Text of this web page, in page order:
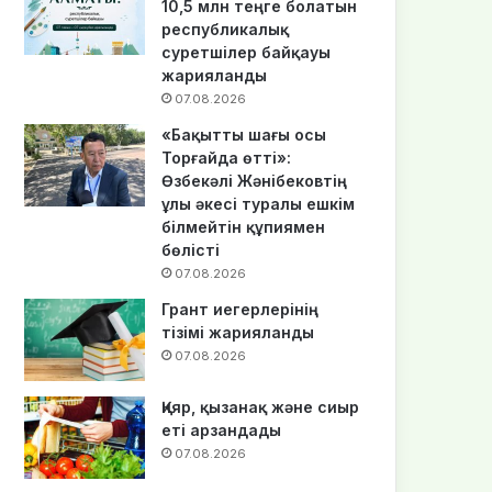
10,5 млн теңге болатын
республикалық
суретшілер байқауы
жарияланды
07.08.2026
«Бақытты шағы осы
Торғайда өтті»:
Өзбекәлі Жәнібековтің
ұлы әкесі туралы ешкім
білмейтін құпиямен
бөлісті
07.08.2026
Грант иегерлерінің
тізімі жарияланды
07.08.2026
Қияр, қызанақ және сиыр
еті арзандады
07.08.2026